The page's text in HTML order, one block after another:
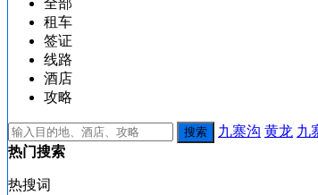
全部
租车
签证
线路
酒店
攻略
九寨沟 黄龙 九
热门搜索
热搜词